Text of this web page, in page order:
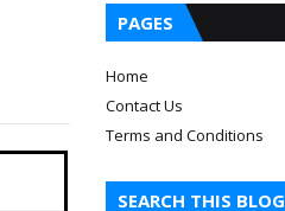
PAGES
Home
Contact Us
Terms and Conditions
SEARCH THIS BLOG